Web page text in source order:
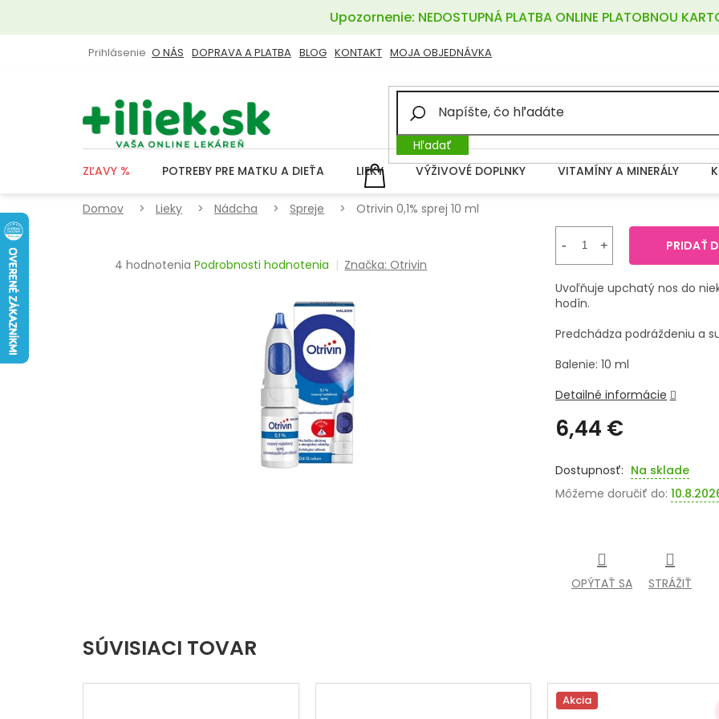
obsah
Upozornenie: NEDOSTUPNÁ PLATBA ONLINE PLATOBNOU
O NÁS DOPRAVA A PLATBA BLOG KONTAKT MOJA OBJEDNÁVKA
Prihlásenie
Hľadať
NÁKUPNÝ
KOŠÍK
ZĽAVY % POTREBY PRE MATKU A DIEŤA LIEKY VÝŽIVOVÉ DOPLNKY VITAMÍNY A MINERÁLY
Domov Lieky Nádcha Spreje Otrivin 0,1% sprej 10 ml
Priemerné
4 hodnotenia Podrobnosti hodnotenia Značka:Otrivin
6,44 €
cena:
Na sklade
Môžeme doručiť do:
PRIDAŤ
Uvoľňuje upchatý nos do
hodín.
Predchádza podráždeniu a
Balenie: 10 ml
Detailné informácie
OPÝTAŤ SA STRÁŽIŤ
SÚVISIACI TOVAR
Akcia